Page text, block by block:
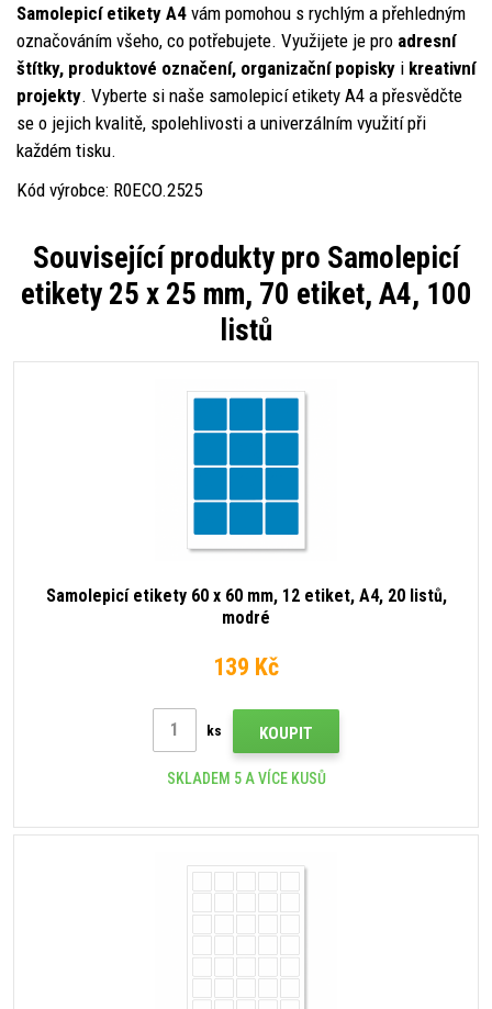
Samolepicí etikety A4 vám pomohou s rychlým a přehledným
označováním všeho, co potřebujete. Využijete je pro adresní
štítky, produktové označení, organizační popisky i kreativní
projekty. Vyberte si naše samolepicí etikety A4 a přesvědčte
se o jejich kvalitě, spolehlivosti a univerzálním využití při
každém tisku.
Kód výrobce: R0ECO.2525
Související produkty pro Samolepicí
etikety 25 x 25 mm, 70 etiket, A4, 100
listů
Samolepicí etikety 60 x 60 mm, 12 etiket, A4, 20 listů,
modré
139 Kč
ks KOUPIT
SKLADEM 5 A VÍCE KUSŮ